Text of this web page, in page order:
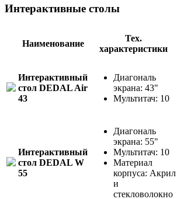
Интерактивные столы
Наименование
Тех.
характеристики
Интерактивный
стол DEDAL Air
43
Диагональ
экрана: 43"
Мультитач: 10
Интерактивный
стол DEDAL W
55
Диагональ
экрана: 55"
Мультитач: 10
Материал
корпуса: Акрил
и
стекловолокно